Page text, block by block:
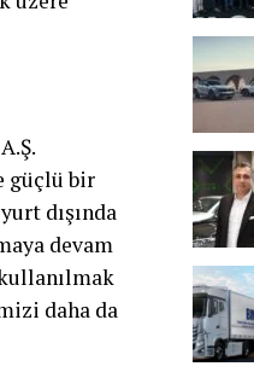
güçlü bir
dışında
devam
daha da